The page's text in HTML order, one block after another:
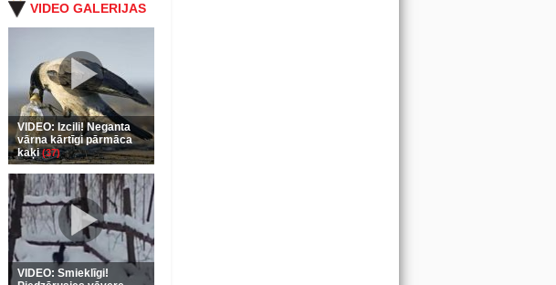
VIDEO GALERIJAS
VIDEO: Izcili! Neganta
vārna kārtīgi pārmāca
kaķi(37)
VIDEO: Smieklīgi!